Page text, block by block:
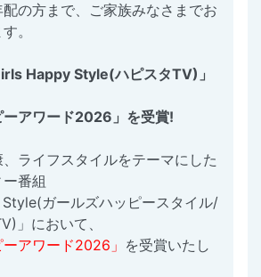
の方まで、ご家族みなさまでお
。
Happy Style(ハピスタTV)」
ーアワード2026」を受賞!
ライフスタイルをテーマにした
番組
Style(ガールズハッピースタイル/
」において、
ーアワード2026」 を受賞いたし